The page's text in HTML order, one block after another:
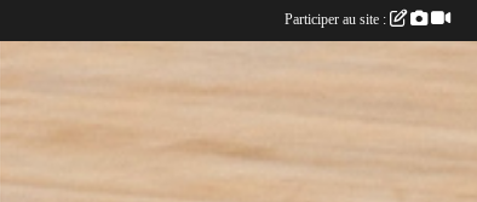
Participer au site :